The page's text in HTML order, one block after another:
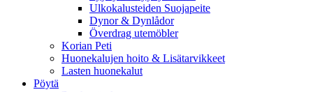
Ulkokalusteiden Suojapeite
Dynor & Dynlådor
Överdrag utemöbler
Korian Peti
Huonekalujen hoito & Lisätarvikkeet
Lasten huonekalut
Pöytä